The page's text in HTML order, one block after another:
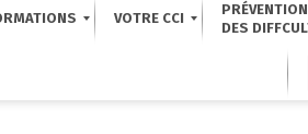
VOTRE CCI
PRÉVENTION